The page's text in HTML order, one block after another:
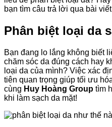
bạn tìm câu trả lời qua bài
Phân biệt loại da
Bạn đang lo lắng không biết
chăm sóc da đúng cách hay
loại da của mình? Việc xác
tiên quan trọng giúp tối ưu
cùng Huy Hoàng Group tìm
khi làm sạch da mặt!